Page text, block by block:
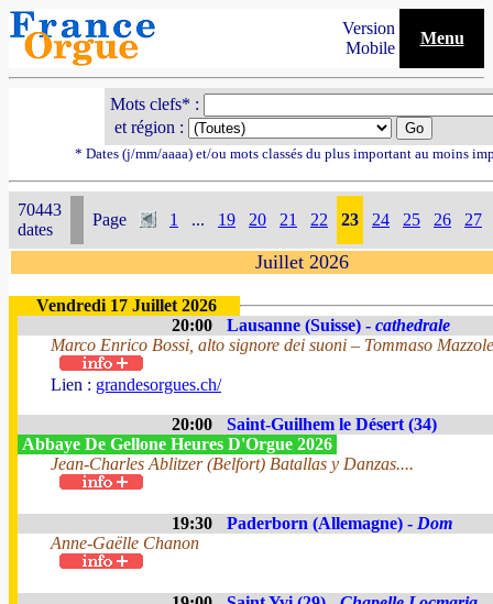
Version
Mobile
Menu
Mots clefs* :
et région :
* Dates (j/mm/aaaa) et/ou mots classés du plus important au moins
70443
dates
Page 1 ... 19 20 21 22 23 24 25 26 27
Juillet 2026
Vendredi 17 Juillet 2026
20:00
Lausanne (Suisse) - cathedrale
Marco Enrico Bossi, alto signore dei suoni – Tommaso
Lien : grandesorgues.ch/
20:00
Saint-Guilhem le Désert (34)
Abbaye De Gellone Heures D'Orgue 2026
Jean-Charles Ablitzer (Belfort) Batallas y Danzas....
19:30 Paderborn (Allemagne) - Dom
Anne-Gaëlle Chanon